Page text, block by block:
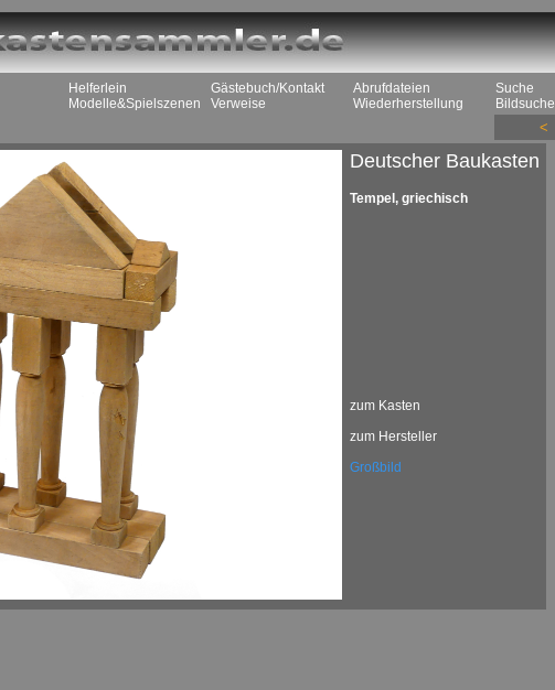
Helferlein
Modelle&Spielszenen
Gästebuch/Kontakt
Verweise
Abrufdateien
Wiederherstellung
Suche
Bildsuche
<
Deutscher Baukasten
Tempel, griechisch
zum Kasten
zum Hersteller
Großbild